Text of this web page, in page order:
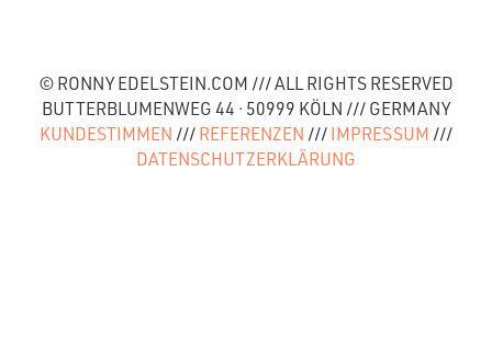
© RONNY EDELSTEIN.COM /// ALL RIGHTS RESERVED
BUTTERBLUMENWEG 44 · 50999 KÖLN /// GERMANY
KUNDESTIMMEN /// REFERENZEN /// IMPRESSUM ///
DATENSCHUTZERKLÄRUNG